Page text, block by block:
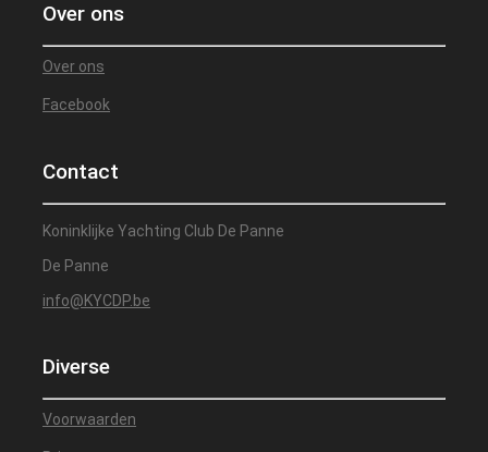
Over ons
Over ons
Facebook
Contact
Koninklijke Yachting Club De Panne
De Panne
info@KYCDP.be
Diverse
Voorwaarden